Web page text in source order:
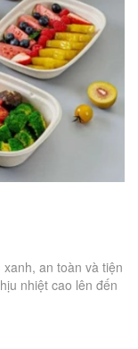
an toàn và tiện
nhiệt cao lên đến